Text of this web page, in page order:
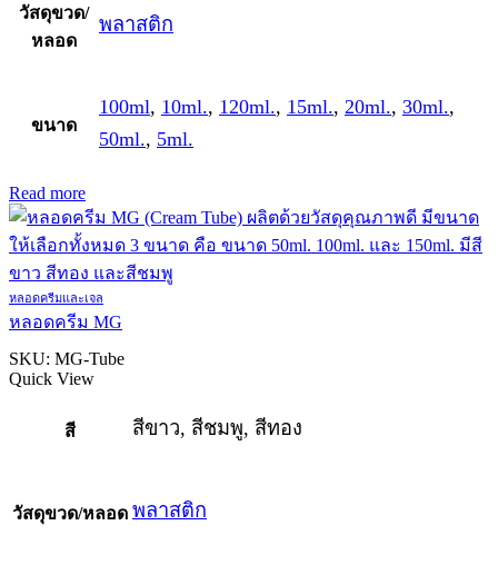
วัสดุขวด/
หลอด
พลาสติก
ขนาด
100ml, 10ml., 120ml., 15ml., 20ml., 30ml.,
50ml., 5ml.
Read more
หลอดครีมและเจล
หลอดครีม MG
SKU: MG-Tube
Quick View
สี สีขาว, สีชมพู, สีทอง
วัสดุขวด/หลอด พลาสติก